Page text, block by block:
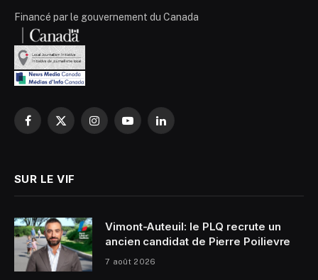
Financé par le gouvernement du Canada
Facebook
X
InstagramYouTubeLinkedIn
SUR LE VIF
Vimont-Auteuil: le PLQ recrute un
ancien candidat de Pierre Poilievre
7 août 2026